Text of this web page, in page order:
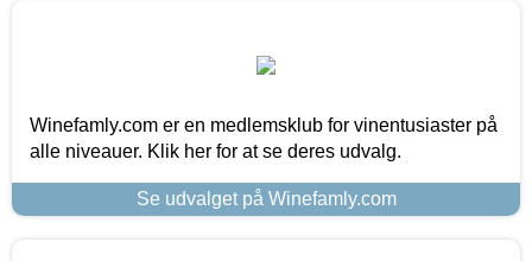
Winefamly.com er en medlemsklub for vinentusiaster på
alle niveauer. Klik her for at se deres udvalg.
Se udvalget på Winefamly.com